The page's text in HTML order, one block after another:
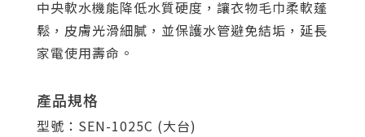
中央軟水機能降低水質硬度，讓衣物毛巾柔軟蓬
鬆，皮膚光滑細膩，並保護水管避免結垢，延長
家電使用壽命。
產品規格
型號：SEN-1025C (大台)